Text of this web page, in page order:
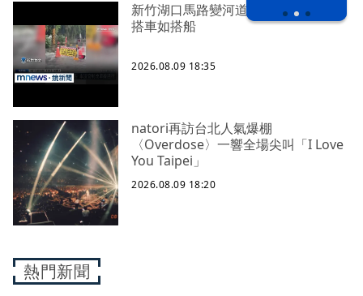
新竹湖口馬路變河道！ 民眾上班路
搭車如搭船
2026.08.09 18:35
natori再訪台北人氣爆棚
〈Overdose〉一響全場尖叫「I Love
You Taipei」
2026.08.09 18:20
熱門新聞